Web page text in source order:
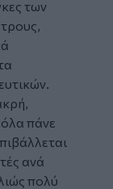
των
πάνε
ανά
πολύ